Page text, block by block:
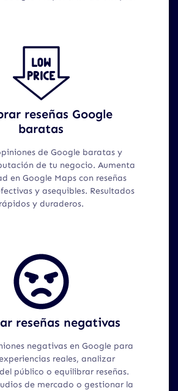
reseñas Google
baratas
de Google baratas y
de tu negocio. Aumenta
en Google Maps con reseñas
y asequibles. Resultados
rápidos y duraderos.
reseñas negativas
negativas en Google para
reales, analizar
público o equilibrar reseñas.
de mercado o gestionar la